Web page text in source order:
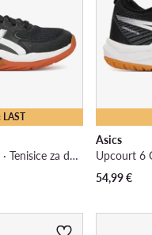
LAST
Gel-Rocket 12 1072A119 · Tenisice za dvoranski nogomet
Asics
54,99€